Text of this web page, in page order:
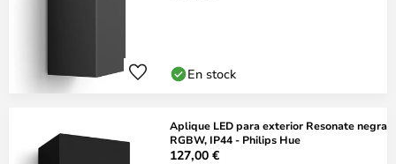
En stock
Aplique LED para exterior Resonate negra
RGBW, IP44 - Philips Hue
127,00 €